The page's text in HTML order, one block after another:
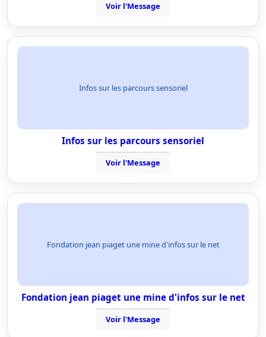
Voir l'Message
Infos sur les parcours sensoriel
Infos sur les parcours sensoriel
Voir l'Message
Fondation jean piaget une mine d'infos sur le net
Fondation jean piaget une mine d'infos sur le net
Voir l'Message